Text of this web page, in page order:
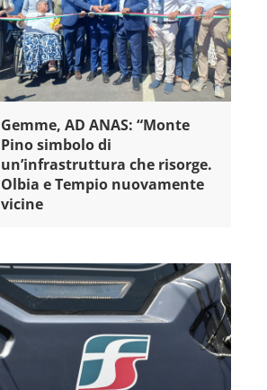
Gemme, AD ANAS: “Monte
Pino simbolo di
un’infrastruttura che risorge.
Olbia e Tempio nuovamente
vicine